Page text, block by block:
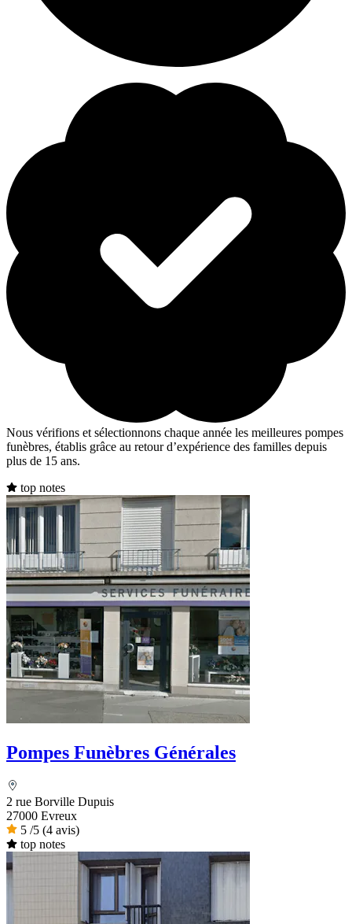
Nous vérifions et sélectionnons chaque année les meilleures pompes
funèbres, établis grâce au retour d’expérience des familles depuis
plus de 15 ans.
top notes
Pompes Funèbres Générales
2 rue Borville Dupuis
27000 Evreux
5 /5 (4 avis)
top notes